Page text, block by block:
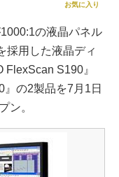
お気に入り
の液晶パネル
採用した液晶ディ
S190』
の2製品を7月1日
ン。